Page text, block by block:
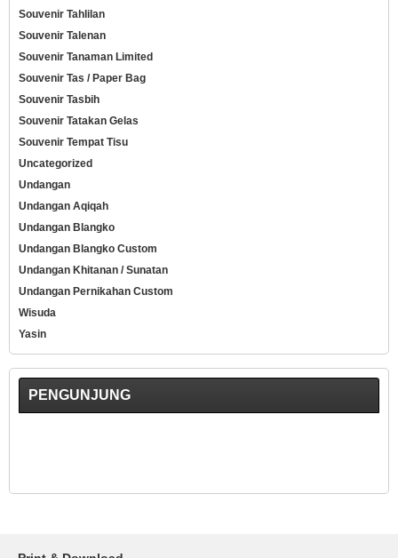
Souvenir Tahlilan
Souvenir Talenan
Souvenir Tanaman Limited
Souvenir Tas / Paper Bag
Souvenir Tasbih
Souvenir Tatakan Gelas
Souvenir Tempat Tisu
Uncategorized
Undangan
Undangan Aqiqah
Undangan Blangko
Undangan Blangko Custom
Undangan Khitanan / Sunatan
Undangan Pernikahan Custom
Wisuda
Yasin
PENGUNJUNG